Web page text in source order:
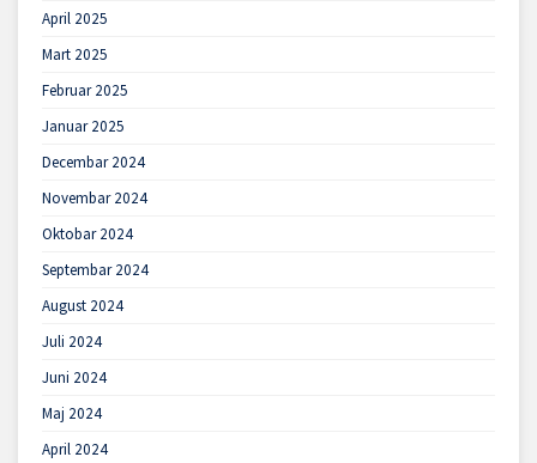
April 2025
Mart 2025
Februar 2025
Januar 2025
Decembar 2024
Novembar 2024
Oktobar 2024
Septembar 2024
August 2024
Juli 2024
Juni 2024
Maj 2024
April 2024